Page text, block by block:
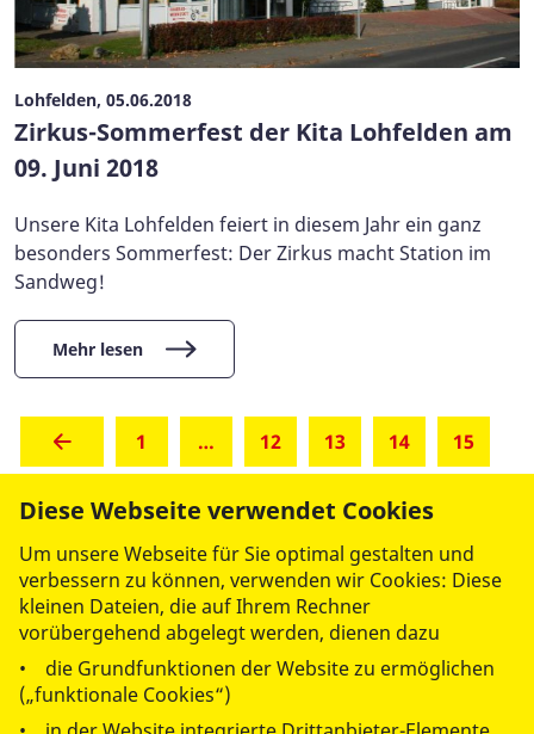
Lohfelden, 05.06.2018
Zirkus-Sommerfest der Kita Lohfelden am
09. Juni 2018
Unsere Kita Lohfelden feiert in diesem Jahr ein ganz
besonders Sommerfest: Der Zirkus macht Station im
Sandweg!
Mehr lesen
1 … 12 13 14 15
16 17 18(aktuell)
Diese Webseite verwendet Cookies
Um unsere Webseite für Sie optimal gestalten und
verbessern zu können, verwenden wir Cookies: Diese
kleinen Dateien, die auf Ihrem Rechner
vorübergehend abgelegt werden, dienen dazu
• die Grundfunktionen der Website zu ermöglichen
(„funktionale Cookies“)